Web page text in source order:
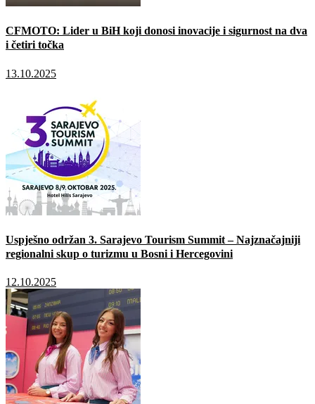
CFMOTO: Lider u BiH koji donosi inovacije i sigurnost na dva
i četiri točka
13.10.2025
Uspješno održan 3. Sarajevo Tourism Summit – Najznačajniji
regionalni skup o turizmu u Bosni i Hercegovini
12.10.2025